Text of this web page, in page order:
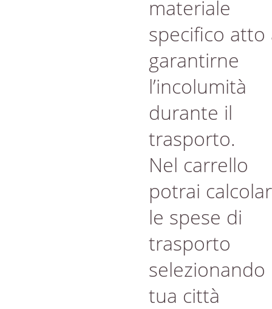
materiale
specifico atto
garantirne
l’incolumità
durante il
trasporto.
Nel carrello
potrai
le spese di
trasporto
selezionando
tua città